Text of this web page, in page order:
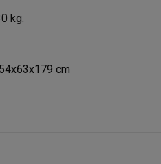
kg.
cm